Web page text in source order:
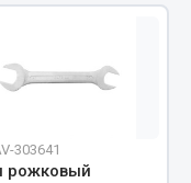
303641
рожковый